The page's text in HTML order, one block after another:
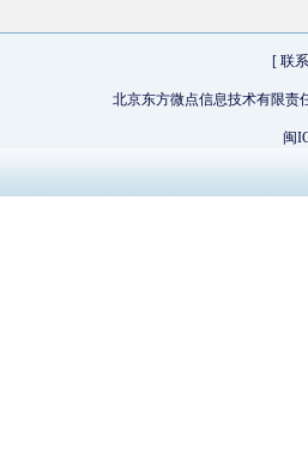
[ 联
北京东方微点信息技术有限责
闽